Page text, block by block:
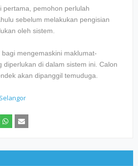
pertama, pemohon perlulah
sebelum melakukan pengisian
oleh sistem.
mengemaskini maklumat-
diperlukan di dalam sistem ini. Calon
akan dipanggil temuduga.
Selangor